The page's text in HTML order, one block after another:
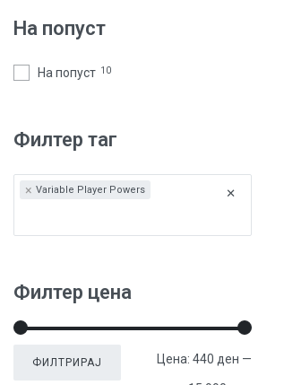
На попуст
На попуст 10
Филтер таг
×
× Variable Player Powers
Филтер цена
ФИЛТРИРАЈ Цена: 440 ден —